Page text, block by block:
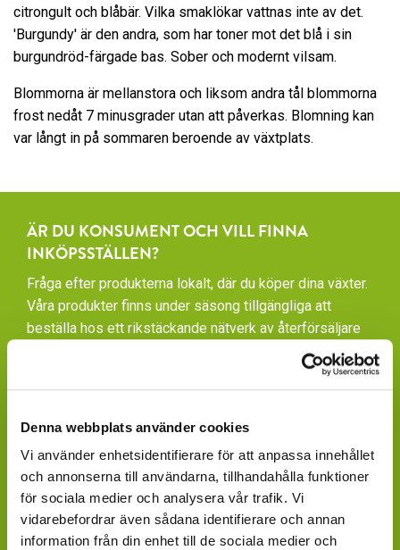
Denna webbplats använder cookies
Vi använder enhetsidentifierare för att anpassa innehållet
och annonserna till användarna, tillhandahålla funktioner
för sociala medier och analysera vår trafik. Vi
vidarebefordrar även sådana identifierare och annan
information från din enhet till de sociala medier och
citrongult och blåbär. Vilka smaklökar vattnas inte av det.
'Burgundy' är den andra, som har toner mot det blå i sin
burgundröd-färgade bas. Sober och modernt vilsam.
Blommorna är mellanstora och liksom andra tål blommorna
frost nedåt 7 minusgrader utan att påverkas. Blomning kan
var långt in på sommaren beroende av växtplats.
ÄR DU KONSUMENT OCH VILL FINNA
INKÖPSSTÄLLEN?
Fråga efter produkterna lokalt, där du köper dina växter.
Våra produkter finns under säsong tillgängliga att
beställa hos ett rikstäckande nätverk av återförsäljare
GARDENCENTER: Blomsterlandet, Granngården,
fristående GardenCenter och Handelsträdgårdar.
LIVSMEDELSBUTIKER: Dagligvaruhandelskedjorna
tillhandahåller ett begränsat utbud.
BLOMSTERBUTIKER: Blomster- och Livsstilsbutiker